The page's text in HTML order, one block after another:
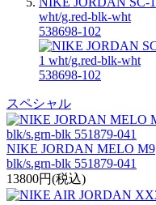
wht/g.red-blk-wht
538698-102
スペシャル
NIKE JORDAN MELO M9
blk/s.grn-blk 551879-041
13800円(税込)